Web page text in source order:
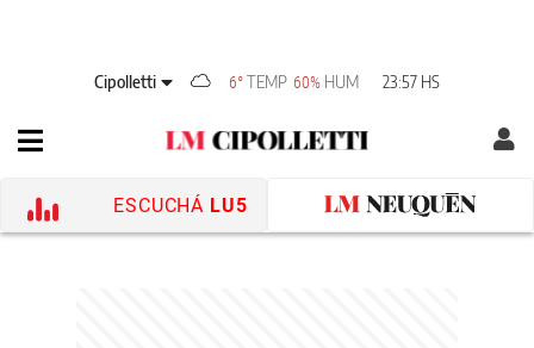
Cipolletti 6° TEMP 60% HUM 23:57 HS
ESCUCHÁ LU5